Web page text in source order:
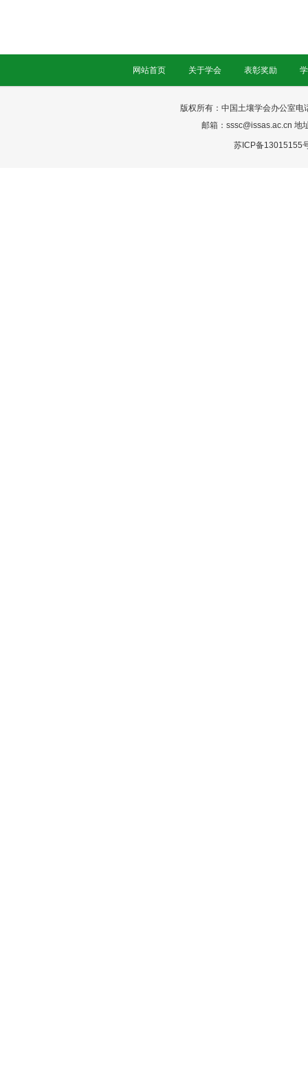
网站首页 关于学会 表彰奖励
版权所有：中国土壤学会办公室
邮箱：sssc@issas.ac.cn 地
苏ICP备13015155